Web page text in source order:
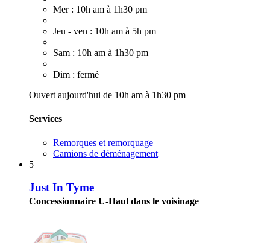
Mer : 10h am à 1h30 pm
Jeu - ven : 10h am à 5h pm
Sam : 10h am à 1h30 pm
Dim : fermé
Ouvert aujourd'hui de 10h am à 1h30 pm
Services
Remorques et remorquage
Camions de déménagement
5
Just In Tyme
Concessionnaire U-Haul dans le voisinage